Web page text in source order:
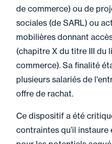
de commerce) ou de
sociales (de SARL) ou
mobilières donnant
(chapitre X du titre III du
commerce). Sa finalité
plusieurs salariés de
offre de rachat.
Ce dispositif a été
contraintes qu’il